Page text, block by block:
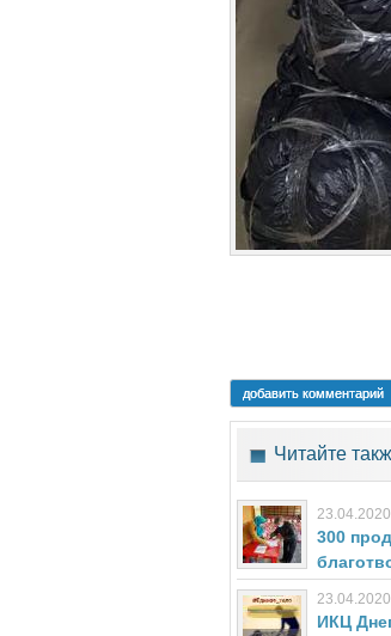
добавить комментарий
Читайте
23.04.2020
300
23.04.2020
ИКЦ